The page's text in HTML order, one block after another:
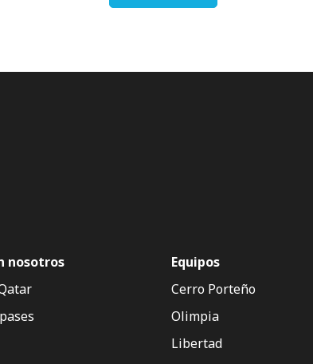
nosotros
Equipos
Cerro Porteño
Olimpia
Libertad